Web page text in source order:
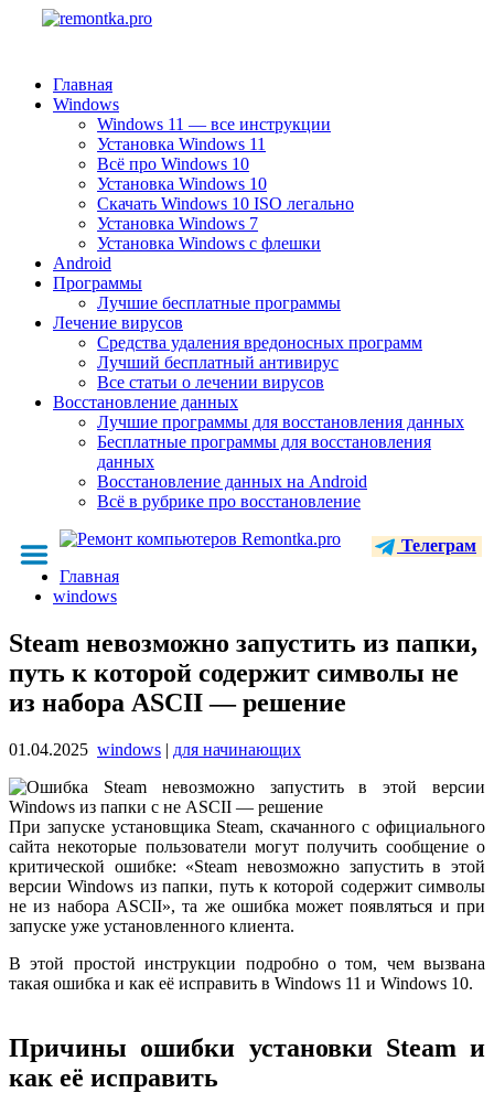
Главная
Windows
Windows 11 — все инструкции
Установка Windows 11
Всё про Windows 10
Установка Windows 10
Скачать Windows 10 ISO легально
Установка Windows 7
Установка Windows с флешки
Android
Программы
Лучшие бесплатные программы
Лечение вирусов
Средства удаления вредоносных программ
Лучший бесплатный антивирус
Все статьи о лечении вирусов
Восстановление данных
Лучшие программы для восстановления данных
Бесплатные программы для восстановления
данных
Восстановление данных на Android
Всё в рубрике про восстановление
Телеграм
Главная
windows
Steam невозможно запустить из папки,
путь к которой содержит символы не
из набора ASCII — решение
01.04.2025 windows | для начинающих
При запуске установщика Steam, скачанного с официального
сайта некоторые пользователи могут получить сообщение о
критической ошибке: «Steam невозможно запустить в этой
версии Windows из папки, путь к которой содержит символы
не из набора ASCII», та же ошибка может появляться и при
запуске уже установленного клиента.
В этой простой инструкции подробно о том, чем вызвана
такая ошибка и как её исправить в Windows 11 и Windows 10.
Причины ошибки установки Steam и
как её исправить